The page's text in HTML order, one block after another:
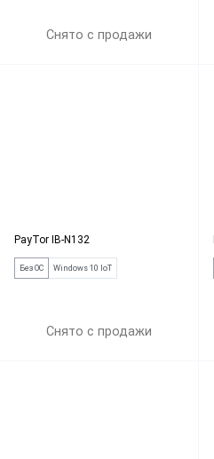
Снято с продажи
PayTor IB-N132
Без ОС Windows 10 IoT
Снято с продажи